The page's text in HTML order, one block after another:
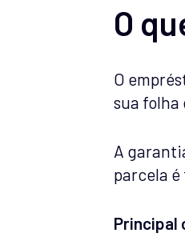
O
O
sua folha
A
parcela
Principal